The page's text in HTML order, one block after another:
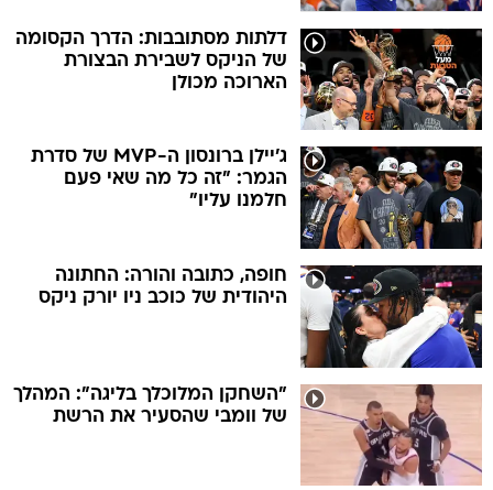
דלתות מסתובבות: הדרך הקסומה
של הניקס לשבירת הבצורת
הארוכה מכולן
ג'יילן ברונסון ה-MVP של סדרת
הגמר: "זה כל מה שאי פעם
חלמנו עליו"
חופה, כתובה והורה: החתונה
היהודית של כוכב ניו יורק ניקס
"השחקן המלוכלך בליגה": המהלך
של וומבי שהסעיר את הרשת